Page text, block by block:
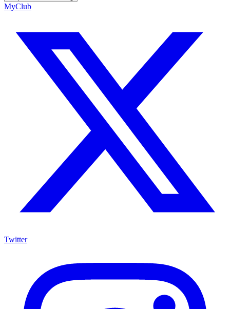
MyClub
Twitter